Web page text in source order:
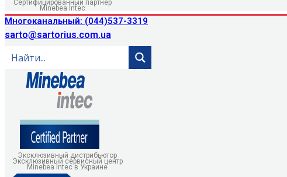
Сертифицированный партнер
Minebea Intec
Многоканальный: (044)537-3319
sarto@sartorius.com.ua
Эксклюзивный дистрибьютор
Эксклюзивный сервисный центр
Minebea Intec в Украине